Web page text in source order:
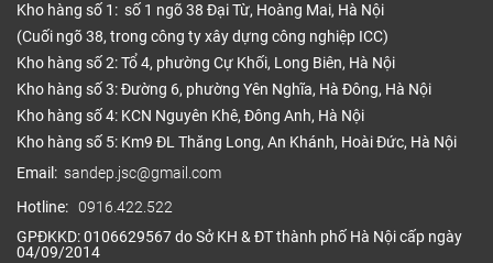
Kho hàng số 1: số 1 ngõ 38 Đại Từ, Hoàng Mai, Hà Nội
(Cuối ngõ 38, trong công ty xây dựng công nghiệp ICC)
Kho hàng số 2: Tổ 4, phường Cự Khối, Long Biên, Hà Nội
Kho hàng số 3: Đường 6, phường Yên Nghĩa, Hà Đông, Hà Nội
Kho hàng số 4: KCN Nguyên Khê, Đông Anh, Hà Nội
Kho hàng số 5: Km9 ĐL Thăng Long, An Khánh, Hoài Đức, Hà Nội
Email: sandep.jsc@gmail.com
Hotline: 0916.422.522
GPĐKKD: 0106629567 do Sở KH & ĐT thành phố Hà Nội cấp ngày
04/09/2014